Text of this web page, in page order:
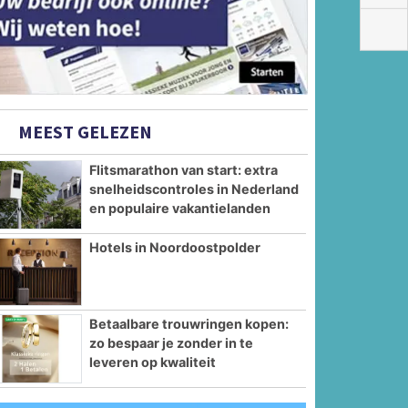
MEEST GELEZEN
Flitsmarathon van start: extra
snelheidscontroles in Nederland
en populaire vakantielanden
Hotels in Noordoostpolder
Betaalbare trouwringen kopen:
zo bespaar je zonder in te
leveren op kwaliteit